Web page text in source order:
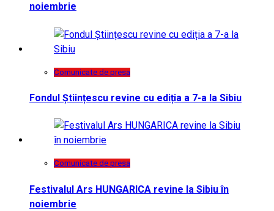
noiembrie
Comunicate de presa
Fondul Științescu revine cu ediția a 7-a la Sibiu
Comunicate de presa
Festivalul Ars HUNGARICA revine la Sibiu în
noiembrie